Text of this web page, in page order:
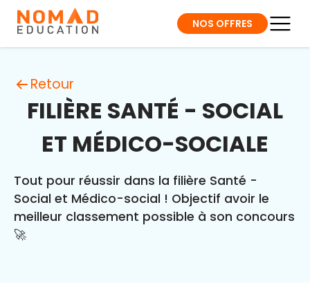
NOS OFFRES
Retour
FILIÈRE SANTÉ - SOCIAL
ET MÉDICO-SOCIALE
Tout pour réussir dans la filière Santé -
Social et Médico-social ! Objectif avoir le
meilleur classement possible à son concours
🚀